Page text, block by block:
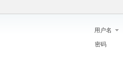
用户名
密码